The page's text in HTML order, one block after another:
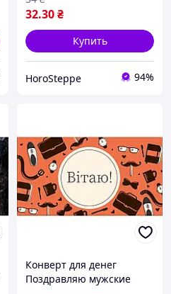
32.30₴
Купить
HoroSteppe 94%
Конверт для денег
Поздравляю мужские